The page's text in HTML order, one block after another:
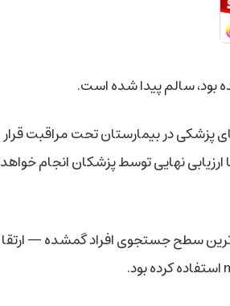
بررسی‌های پزشکی در بیمارستان تحت مراقبت قرار
نهایی توسط پزشکان انجام خواهد
سطح جستجوی افراد گمشده — ارتقا